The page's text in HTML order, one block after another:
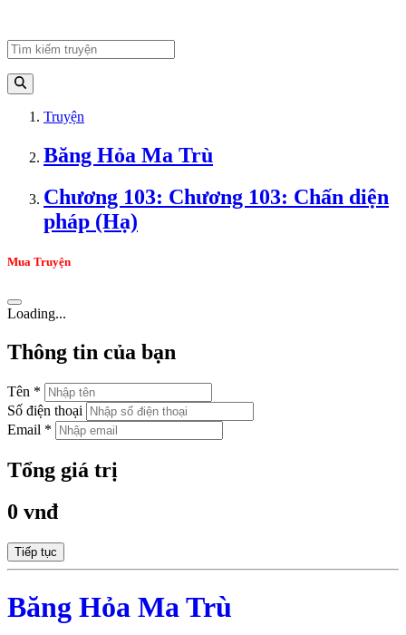
Truyện
Băng Hỏa Ma Trù
Chương 103: Chương 103: Chấn diện
pháp (Hạ)
Mua Truyện
Loading...
Thông tin của bạn
Tên *
Số điện thoại
Email *
Tổng giá trị
0 vnđ
Tiếp tục
Băng Hỏa Ma Trù